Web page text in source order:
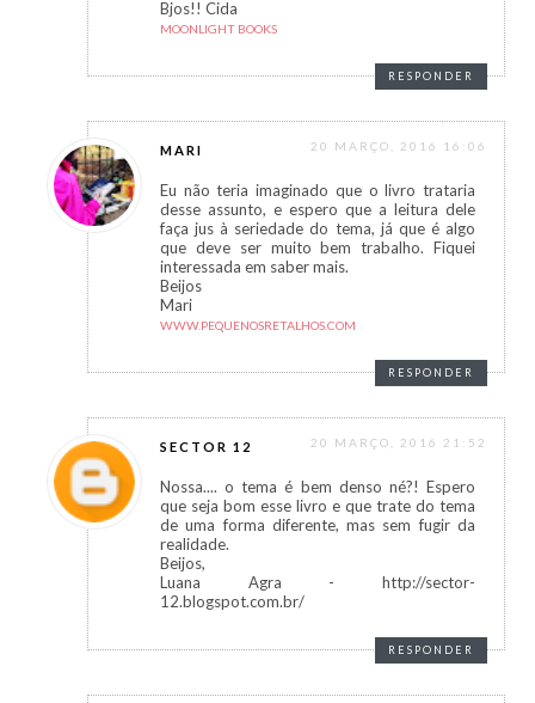
Bjos!! Cida
MOONLIGHT BOOKS
RESPONDER
MARI 20 MARÇO, 2016 16:06
Eu não teria imaginado que o livro trataria
desse assunto, e espero que a leitura dele
faça jus à seriedade do tema, já que é algo
que deve ser muito bem trabalho. Fiquei
interessada em saber mais.
Beijos
Mari
WWW.PEQUENOSRETALHOS.COM
RESPONDER
SECTOR 12 20 MARÇO, 2016 21:52
Nossa.... o tema é bem denso né?! Espero
que seja bom esse livro e que trate do tema
de uma forma diferente, mas sem fugir da
realidade.
Beijos,
Luana Agra - http://sector-
12.blogspot.com.br/
RESPONDER